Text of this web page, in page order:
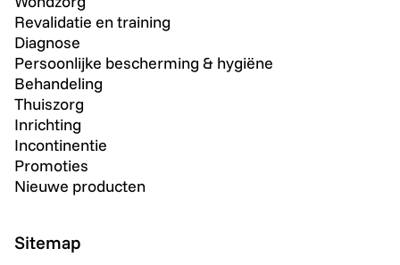
Revalidatie en training
Diagnose
Persoonlijke bescherming & hygiëne
Behandeling
Thuiszorg
Inrichting
Incontinentie
Promoties
Nieuwe producten
Sitemap